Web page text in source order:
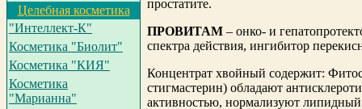
Целебная косметика
"Интеллект-К"
Косметика "Биолит"
Косметика "КИЯ"
Косметика
"Марианна"
простатите.
ПРОВИТАМ – онко- и
спектра действия, ингибитор
Концентрат хвойный содержит:
стигмастерин) обладают
активностью, нормализуют